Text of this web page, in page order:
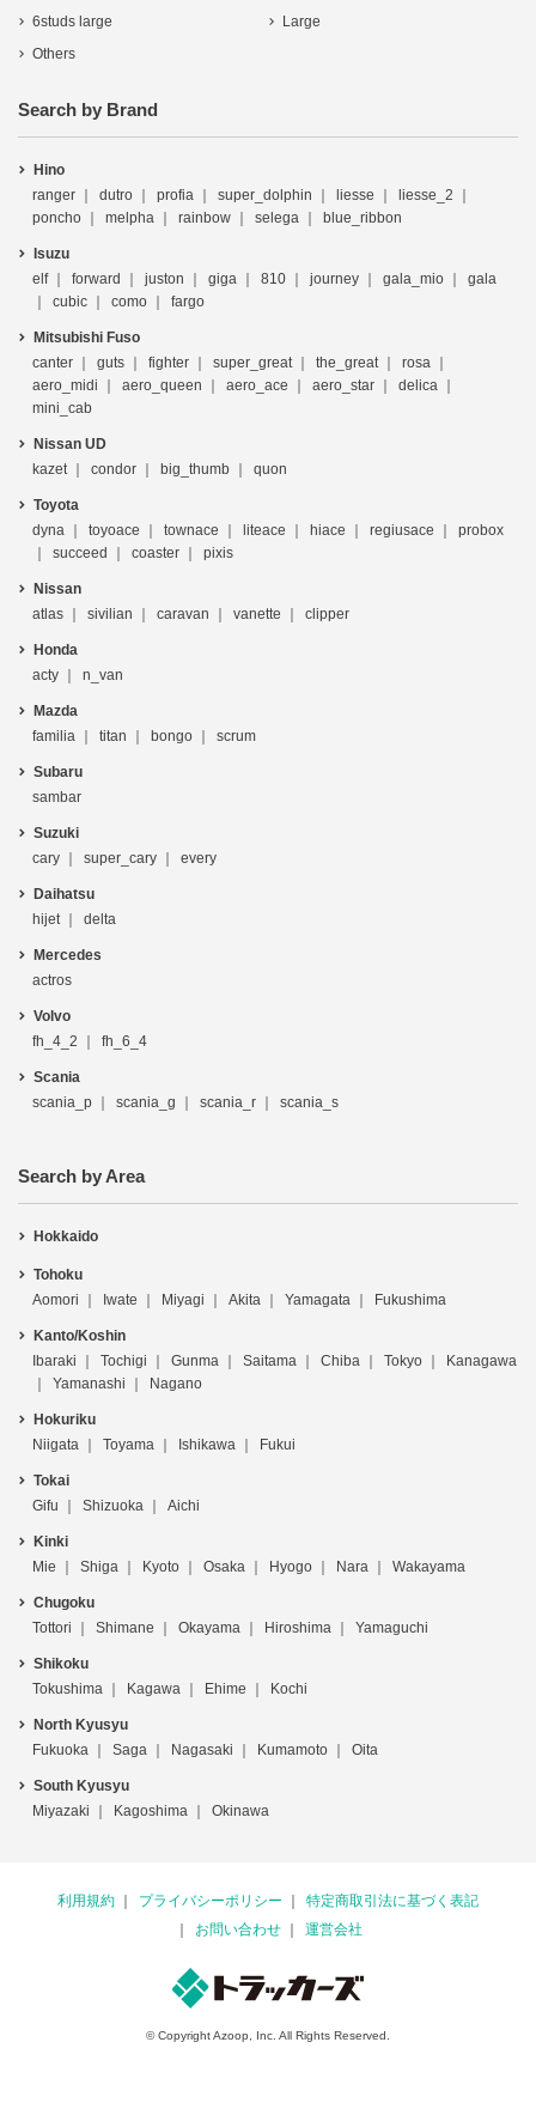
6studs large
Large
Others
Search by Brand
Hino
ranger
dutro profia super_dolphin liesse
liesse_2
poncho
melpha rainbow selega blue_ribbon
Isuzu
elf
forward juston giga 810 journey gala_mio
gala
cubic
como fargo
Mitsubishi Fuso
canter
guts fighter super_great the_great
rosa
aero_midi
aero_queen aero_ace aero_star
delica
mini_cab
Nissan UD
kazet
condor big_thumb quon
Toyota
dyna
toyoace townace liteace hiace regiusace
probox
succeed
coaster pixis
Nissan
atlas
sivilian caravan vanette clipper
Honda
acty
n_van
Mazda
familia
titan bongo scrum
Subaru
sambar
Suzuki
cary
super_cary every
Daihatsu
hijet
delta
Mercedes
actros
Volvo
fh_4_2
fh_6_4
Scania
scania_p
scania_g scania_r scania_s
Search by Area
Hokkaido
Tohoku
Aomori
Iwate Miyagi Akita Yamagata Fukushima
Kanto/Koshin
Ibaraki
Tochigi Gunma Saitama Chiba Tokyo
Kanagawa
Yamanashi
Nagano
Hokuriku
Niigata
Toyama Ishikawa Fukui
Tokai
Gifu
Shizuoka Aichi
Kinki
Mie
Shiga Kyoto Osaka Hyogo Nara Wakayama
Chugoku
Tottori
Shimane Okayama Hiroshima Yamaguchi
Shikoku
Tokushima
Kagawa Ehime Kochi
North Kyusyu
Fukuoka
Saga Nagasaki Kumamoto Oita
South Kyusyu
Miyazaki
Kagoshima Okinawa
利用規約 プライバシーポリシー
特定商取引法に基づく表記
お問い合わせ
運営会社
© Copyright Azoop, Inc. All Rights Reserved.